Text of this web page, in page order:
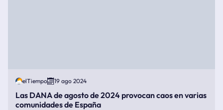
elTiempo 19 ago 2024
Las DANA de agosto de 2024 provocan caos en varias
comunidades de España